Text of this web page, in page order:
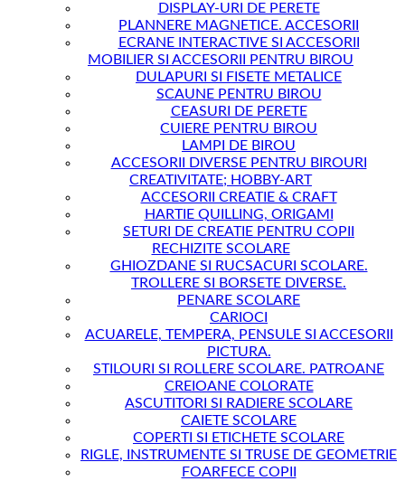
DISPLAY-URI DE PERETE
PLANNERE MAGNETICE. ACCESORII
ECRANE INTERACTIVE SI ACCESORII
MOBILIER SI ACCESORII PENTRU BIROU
DULAPURI SI FISETE METALICE
SCAUNE PENTRU BIROU
CEASURI DE PERETE
CUIERE PENTRU BIROU
LAMPI DE BIROU
ACCESORII DIVERSE PENTRU BIROURI
CREATIVITATE; HOBBY-ART
ACCESORII CREATIE & CRAFT
HARTIE QUILLING, ORIGAMI
SETURI DE CREATIE PENTRU COPII
RECHIZITE SCOLARE
GHIOZDANE SI RUCSACURI SCOLARE.
TROLLERE SI BORSETE DIVERSE.
PENARE SCOLARE
CARIOCI
ACUARELE, TEMPERA, PENSULE SI ACCESORII
PICTURA.
STILOURI SI ROLLERE SCOLARE. PATROANE
CREIOANE COLORATE
ASCUTITORI SI RADIERE SCOLARE
CAIETE SCOLARE
COPERTI SI ETICHETE SCOLARE
RIGLE, INSTRUMENTE SI TRUSE DE GEOMETRIE
FOARFECE COPII